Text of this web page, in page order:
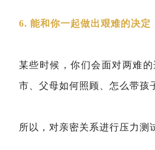
6. 能和你一起做出艰难的决定
某些时候，你们会面对两难
市、父母如何照顾、怎么带孩
所以，对亲密关系进行压力测